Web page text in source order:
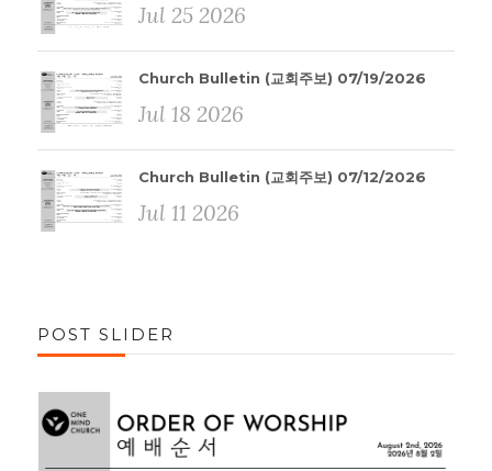
Jul 25 2026
Church Bulletin (교회주보) 07/19/2026
Jul 18 2026
Church Bulletin (교회주보) 07/12/2026
Jul 11 2026
POST SLIDER